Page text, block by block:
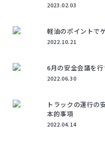
2023.02.03
軽油のポイントで
2022.10.21
6月の安全会議を
2022.06.30
トラックの運行の
本的事項
2022.04.14